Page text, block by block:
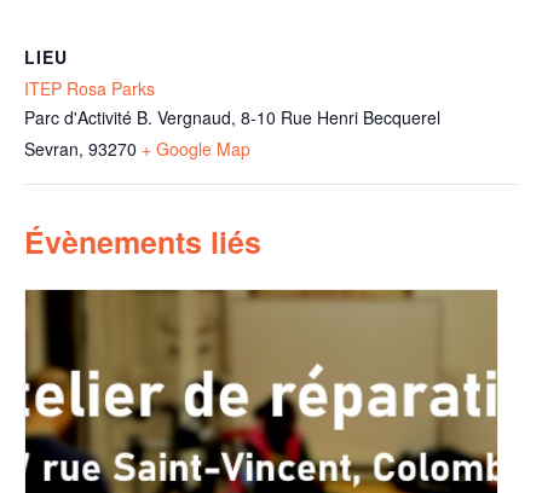
LIEU
ITEP Rosa Parks
Parc d'Activité B. Vergnaud, 8-10 Rue Henri Becquerel
Sevran, 93270 + Google Map
Évènements liés